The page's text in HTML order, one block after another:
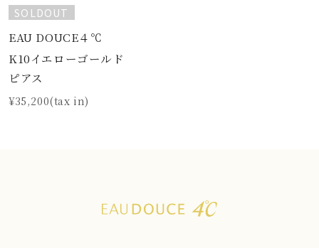
SOLDOUT
EAU DOUCE４℃
K10イエローゴールド
ピアス
¥35,200(tax in)